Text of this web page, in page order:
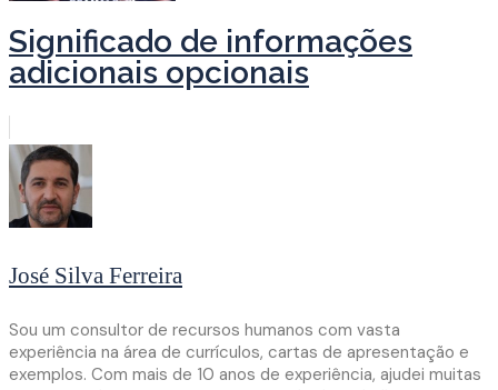
Significado de informações
adicionais opcionais
José Silva Ferreira
Sou um consultor de recursos humanos com vasta
experiência na área de currículos, cartas de apresentação e
exemplos. Com mais de 10 anos de experiência, ajudei muitas